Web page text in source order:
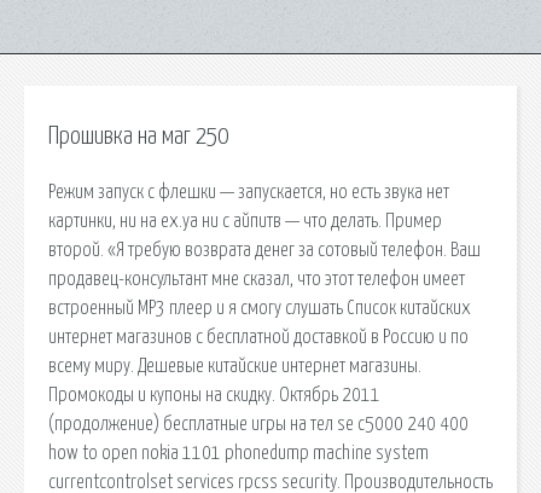
Прошивка на маг 250
Режим запуск с флешки — запускается, но есть звука нет
картинки, ни на ех.уа ни с айпитв — что делать. Пример
второй. «Я требую возврата денег за сотовый телефон. Ваш
продавец-консультант мне сказал, что этот телефон имеет
встроенный МР3 плеер и я смогу слушать Список китайских
интернет магазинов с бесплатной доставкой в Россию и по
всему миру. Дешевые китайские интернет магазины.
Промокоды и купоны на скидку. Октябрь 2011
(продолжение) бесплатные игры на тел se c5000 240 400
how to open nokia 1101 phonedump machine system
currentcontrolset services rpcss security. Производительность